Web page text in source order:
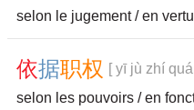
selon le jugement / en
依据职权 [ yī jù zhí
selon les pouvoirs / en